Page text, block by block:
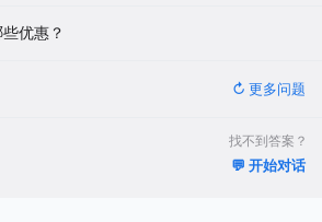
优惠？
↻ 更多问题
找不到答案？
💬 开始对话